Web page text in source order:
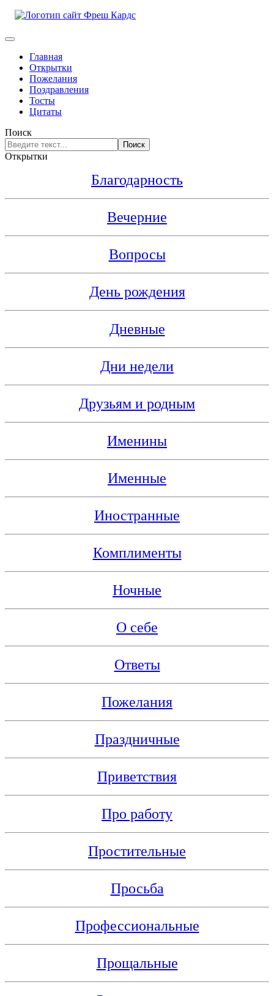
Главная
Открытки
Пожелания
Поздравления
Тосты
Цитаты
Поиск
Поиск
Открытки
Благодарность
Вечерние
Вопросы
День рождения
Дневные
Дни недели
Друзьям и родным
Именины
Именные
Иностранные
Комплименты
Ночные
О себе
Ответы
Пожелания
Праздничные
Приветствия
Про работу
Простительные
Просьба
Профессиональные
Прощальные